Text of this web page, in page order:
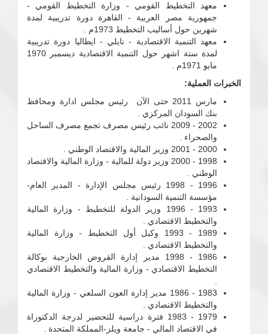
معهد التخطيط القومي - وزارة التخطيط القومي -
جمهورية مصر العربية - القاهرة دورة تدريبية لمدة
شهرين حول أساليب التخطيط 1973م .
معهد التنمية الاقتصادية - نايلي - ايطاليا دورة تدريبية
لمدة ستة اشهر حول التنمية الاقتصادية ديسمبر 1970
مايو 1971م .
الخبرات العملية:
مارس 2011 حتى الآن رئيس مجلس ادارة ومحافظ
بنك السودان المركزي .
2002 - 2009 نائب رئيس مصرف تجمع مصرف الساحل
والصحراء .
2000 - 2001 وزير المالية والاقتصاد الوطني .
1998 - 2000 وزير دولة للمالية - وزارة المالية والاقتصاد
الوطني .
1996 - 1998 رئيس مجلس الإدارة - المدير العام-
مؤسسة التنمية السودانية .
1993 - 1996 وزير الدولة للتخطيط - وزارة المالية
والتخطيط الاقتصادي .
1989 - 1993 وكيل أول التخطيط - وزارة المالية
والتخطيط الاقتصادي .
1986 - 1998 مدير إدارة القروض الخارجية بوكالة
التخطيط الاقتصادي - وزارة المالية والتخطيط الاقتصادي
1983 - 1986 مدير إدارة العون السلعي - وزارة المالية
والتخطيط الاقتصادي .
1979 - 1983 فترة دراسية للتحضير لدرجة الدكتوراة
في الاقتصاد المالي - جامعة ويلز-المملكة المتحدة .